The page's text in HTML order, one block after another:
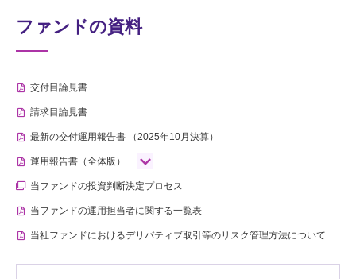
ファンドの資料
交付目論見書
請求目論見書
最新の交付運用報告書 （2025年10月決算）
運用報告書（全体版）
当ファンドの投資判断決定プロセス
当ファンドの運用担当者に関する一覧表
当社ファンドにおけるデリバティブ取引等のリスク管理方法について